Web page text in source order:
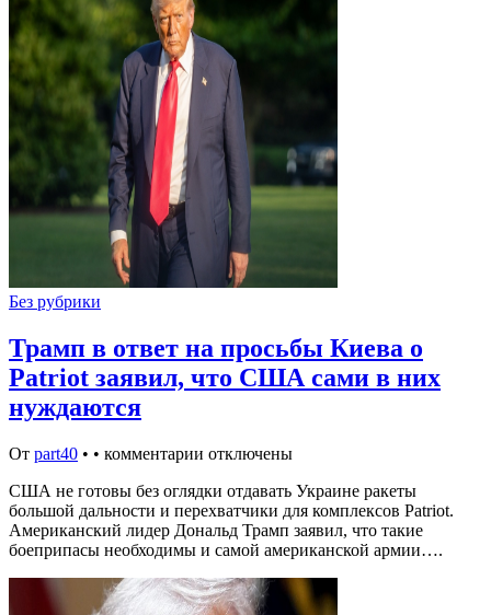
Без рубрики
Трамп в ответ на просьбы Киева о
Patriot заявил, что США сами в них
нуждаются
От part40 • • комментарии отключены
США не готовы без оглядки отдавать Украине ракеты
большой дальности и перехватчики для комплексов Patriot.
Американский лидер Дональд Трамп заявил, что такие
боеприпасы необходимы и самой американской армии….